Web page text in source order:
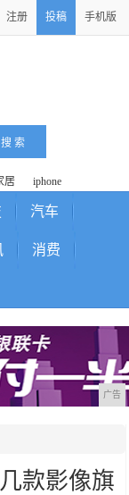
注册 投稿 手机版
居 iphone
汽车
消费
广告
款影像旗